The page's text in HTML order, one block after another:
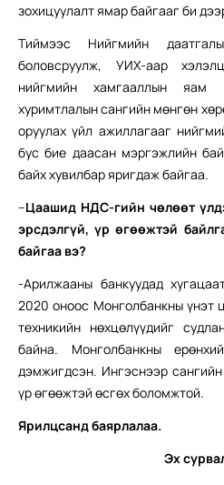
зохицуулалт ямар байгааг би
Тиймээс Нийгмийн
боловсруулж, УИХ-аар
нийгмийн хамгааллын яам
хуримтлалын сангийн мөнгөн
оруулах үйл ажиллагааг
бус бие даасан мэргэжлийн
байх хувилбар яригдаж байгаа.
–Цаашид НДС-гийн чөлөөт
эрсдэлгүй, үр өгөөжтэй
байгаа вэ?
-Арилжааны банкуудад
2020 оноос Монголбанкны үнэт
техникийн нөхцөлүүдийг
байна. Монголбанкны
дэмжигдсэн. Ингэснээр сангийн
үр өгөөжтэй өсгөх боломжтой.
Ярилцсанд баярлалаа.
Эх